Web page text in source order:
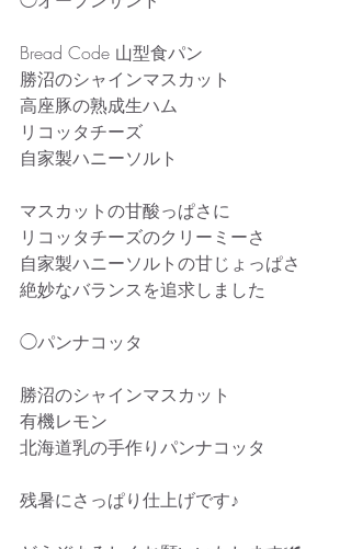
Bread Code 山型食パン
勝沼のシャインマスカット
高座豚の熟成生ハム
リコッタチーズ
自家製ハニーソルト
マスカットの甘酸っぱさに
リコッタチーズのクリーミーさ
自家製ハニーソルトの甘じょっぱさ
絶妙なバランスを追求しました
◯パンナコッタ
勝沼のシャインマスカット
有機レモン
北海道乳の手作りパンナコッタ
残暑にさっぱり仕上げです♪